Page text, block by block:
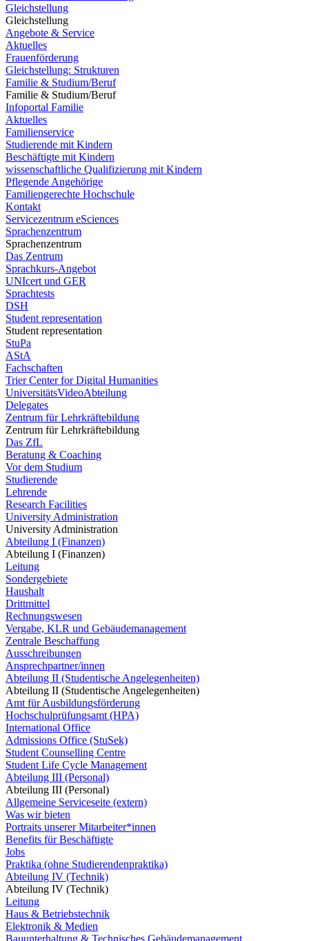
Gleichstellung
Gleichstellung
Angebote & Service
Aktuelles
Frauenförderung
Gleichstellung: Strukturen
Familie & Studium/Beruf
Familie & Studium/Beruf
Infoportal Familie
Aktuelles
Familienservice
Studierende mit Kindern
Beschäftigte mit Kindern
wissenschaftliche Qualifizierung mit Kindern
Pflegende Angehörige
Familiengerechte Hochschule
Kontakt
Servicezentrum eSciences
Sprachenzentrum
Sprachenzentrum
Das Zentrum
Sprachkurs-Angebot
UNIcert und GER
Sprachtests
DSH
Student representation
Student representation
StuPa
AStA
Fachschaften
Trier Center for Digital Humanities
UniversitätsVideoAbteilung
Delegates
Zentrum für Lehrkräftebildung
Zentrum für Lehrkräftebildung
Das ZfL
Beratung & Coaching
Vor dem Studium
Studierende
Lehrende
Research Facilities
University Administration
University Administration
Abteilung I (Finanzen)
Abteilung I (Finanzen)
Leitung
Sondergebiete
Haushalt
Drittmittel
Rechnungswesen
Vergabe, KLR und Gebäudemanagement
Zentrale Beschaffung
Ausschreibungen
Ansprechpartner/innen
Abteilung II (Studentische Angelegenheiten)
Abteilung II (Studentische Angelegenheiten)
Amt für Ausbildungsförderung
Hochschulprüfungsamt (HPA)
International Office
Admissions Office (StuSek)
Student Counselling Centre
Student Life Cycle Management
Abteilung III (Personal)
Abteilung III (Personal)
Allgemeine Serviceseite (extern)
Was wir bieten
Portraits unserer Mitarbeiter*innen
Benefits für Beschäftigte
Jobs
Praktika (ohne Studierendenpraktika)
Abteilung IV (Technik)
Abteilung IV (Technik)
Leitung
Haus & Betriebstechnik
Elektronik & Medien
Bauunterhaltung & Technisches Gebäudemanagement